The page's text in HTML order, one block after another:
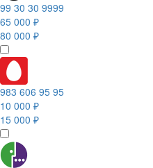
99 30 30 9999
65 000 ₽
80 000 ₽
983 606 95 95
10 000 ₽
15 000 ₽